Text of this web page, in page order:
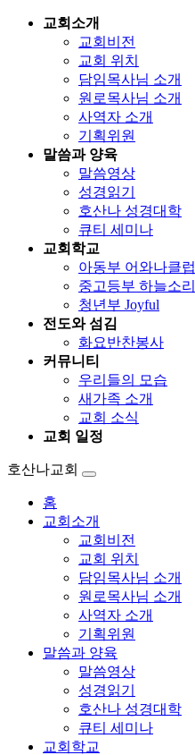
교회소개
교회비전
교회 위치
담임목사님 소개
원로목사님 소개
사역자 소개
기획위원
말씀과 양육
말씀영상
성경읽기
호산나 성경대학
큐티 세미나
교회학교
아동부 어와나클럽
중고등부 하늘소리
청년부 Joyful
전도와 섬김
화요반찬봉사
커뮤니티
우리들의 모습
새가족 소개
교회 소식
교회 일정
호산나교회
홈
교회소개
교회비전
교회 위치
담임목사님 소개
원로목사님 소개
사역자 소개
기획위원
말씀과 양육
말씀영상
성경읽기
호산나 성경대학
큐티 세미나
교회학교